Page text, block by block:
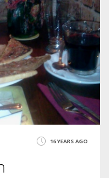
16 YEARS AGO